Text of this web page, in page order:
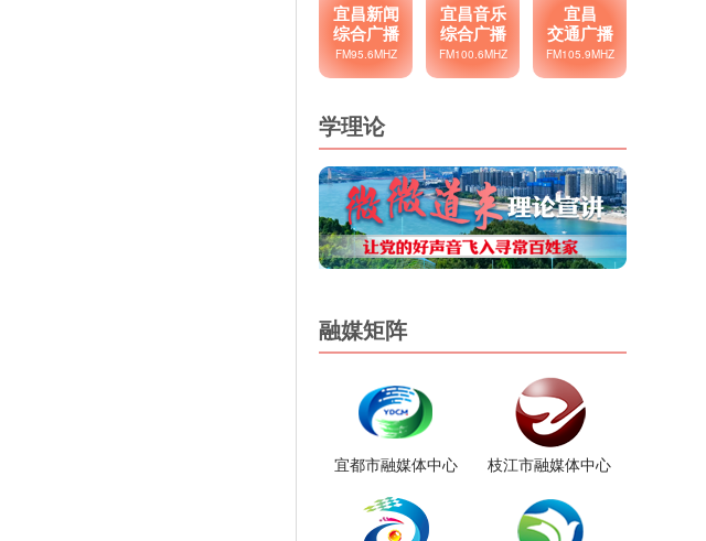
宜昌新闻
综合广播
FM95.6MHZ
宜昌音乐
综合广播
FM100.6MHZ
宜昌
交通广播
FM105.9MHZ
学理论
融媒矩阵
宜都市融媒体中心 枝江市融媒体中心